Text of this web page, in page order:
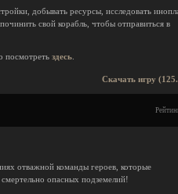
добывать ресурсы, исследовать
свой корабль, чтобы отправиться в
посмотреть здесь
Скачать игру
отважной команды героев, которые
опасных подземелий!